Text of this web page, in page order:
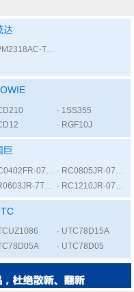
达
TRL
1SS355
RGF10J
巨
07300RL
RC0805JR-075K6L
7T1KL
RC1210JR-0756RL
UTC78D15A
UTC78D05